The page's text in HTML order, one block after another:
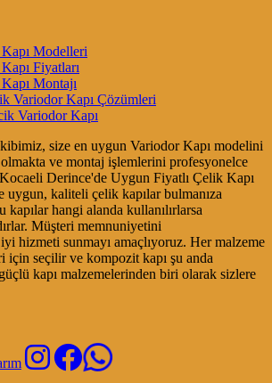
Kapı Modelleri
Fiyatları
Montajı
Variodor Kapı Çözümleri
Variodor Kapı
size en uygun Variodor Kapı modelini
olmakta ve montaj işlemlerini profesyonelce
Derince'de Uygun Fiyatlı Çelik Kapı
uygun, kaliteli çelik kapılar bulmanıza
kapılar hangi alanda kullanılırlarsa
Müşteri memnuniyetini
hizmeti sunmayı amaçlıyoruz. Her malzeme
için seçilir ve kompozit kapı şu anda
kapı malzemelerinden biri olarak sizlere